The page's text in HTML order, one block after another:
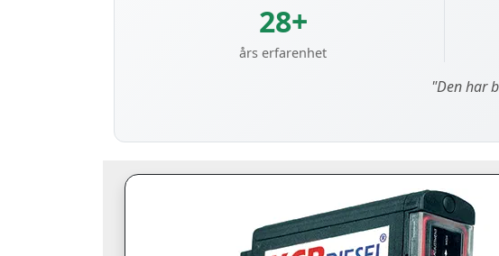
28+
års erfarenhet
"Den har